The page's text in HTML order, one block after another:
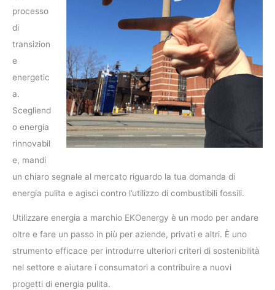
processo
di
transizion
e
energetic
a.
Scegliend
o energia
rinnovabil
e, mandi
un chiaro segnale al mercato riguardo la tua domanda di
energia pulita e agisci contro l’utilizzo di combustibili fossili.
Utilizzare energia a marchio EKOenergy è un modo per andare
oltre e fare un passo in più per aziende, privati e altri. È uno
strumento efficace per introdurre ulteriori criteri di sostenibilità
nel settore e aiutare i consumatori a contribuire a nuovi
progetti di energia pulita.